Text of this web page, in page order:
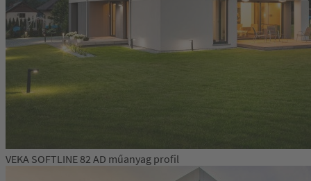
VEKA SOFTLINE 82 AD műanyag profil